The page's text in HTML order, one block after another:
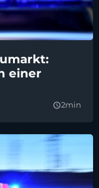
einer
query_builder2min